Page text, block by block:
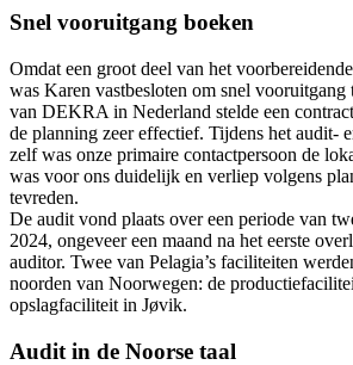
Snel vooruitgang boeken
Omdat een groot deel van het
was Karen vastbesloten om snel
van DEKRA in Nederland stelde een
de planning zeer effectief. Tijdens het audit-
zelf was onze primaire contactpersoon de
was voor ons duidelijk en verliep volgens
tevreden.
De audit vond plaats over een periode van
2024, ongeveer een maand na het eerste
auditor. Twee van Pelagia’s faciliteiten
noorden van Noorwegen: de
opslagfaciliteit in Jøvik.
Audit in de Noorse taal